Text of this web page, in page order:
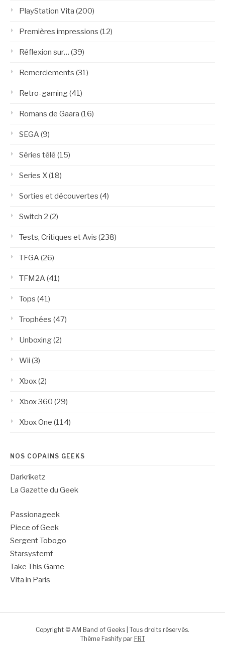
PlayStation Vita (200)
Premières impressions (12)
Réflexion sur… (39)
Remerciements (31)
Retro-gaming(41)
Romans de Gaara (16)
SEGA(9)
Séries télé (15)
Series X(18)
Sorties et découvertes (4)
Switch 2 (2)
Tests, Critiques et Avis (238)
TFGA(26)
TFM2A(41)
Tops (41)
Trophées (47)
Unboxing(2)
Wii (3)
Xbox(2)
Xbox 360 (29)
Xbox One (114)
NOS COPAINS GEEKS
Darkriketz
La Gazette du Geek
Passionageek
Piece of Geek
Sergent Tobogo
Starsystemf
Take This Game
Vita in Paris
Copyright © AM Band of Geeks | Tous droits réservés.
Thème Fashify par FRT